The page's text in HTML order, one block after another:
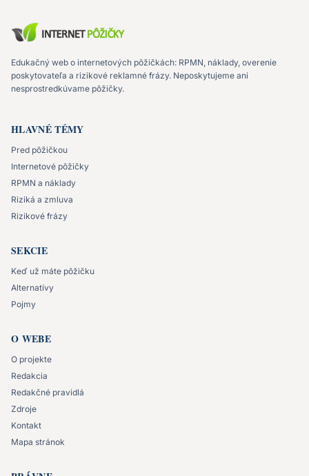
Edukačný web o internetových pôžičkách: RPMN, náklady, overenie
poskytovateľa a rizikové reklamné frázy. Neposkytujeme ani
nesprostredkúvame pôžičky.
HLAVNÉ TÉMY
Pred pôžičkou
Internetové pôžičky
RPMN a náklady
Riziká a zmluva
Rizikové frázy
SEKCIE
Keď už máte pôžičku
Alternatívy
Pojmy
O WEBE
O projekte
Redakcia
Redakčné pravidlá
Zdroje
Kontakt
Mapa stránok